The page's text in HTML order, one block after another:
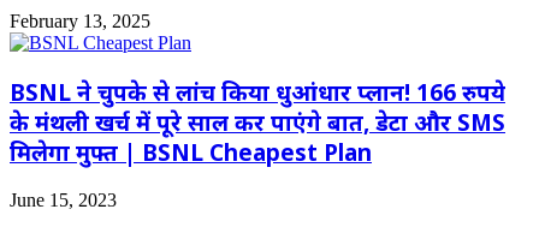
February 13, 2025
BSNL ने चुपके से लांच किया धुआंधार प्लान! 166 रुपये
के मंथली खर्च में पूरे साल कर पाएंगे बात, डेटा और SMS
मिलेगा मुफ्त | BSNL Cheapest Plan
June 15, 2023